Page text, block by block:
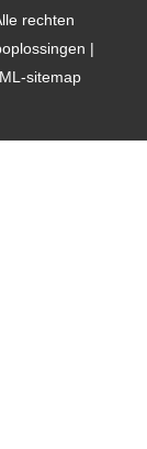
rechten
|
sitemap